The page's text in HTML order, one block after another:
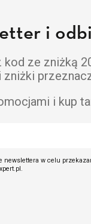
i
ze zniżką
zniżki
i kup
newslettera w celu